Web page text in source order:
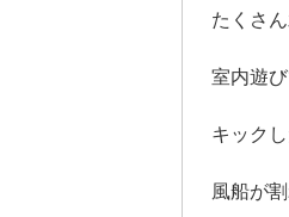
たくさ
室内遊
キック
風船が